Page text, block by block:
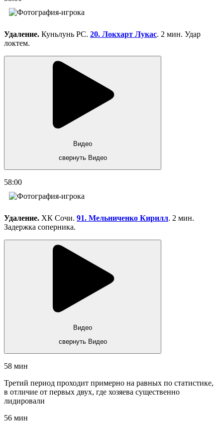
Удаление. Куньлунь РС. 20. Локхарт Лукас. 2 мин. Удар
локтем.
Видео
свернуть Видео
58:00
Удаление. ХК Сочи. 91. Мельниченко Кирилл. 2 мин.
Задержка соперника.
Видео
свернуть Видео
58 мин
Третий период проходит примерно на равных по статистике,
в отличие от первых двух, где хозяева существенно
лидировали
56 мин